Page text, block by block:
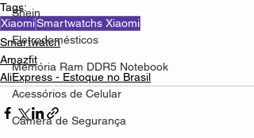
Shein
Eletrodomésticos
Memória Ram DDR5 Notebook
Acessórios de Celular
Câmera de Segurança
Tags:
XiaomiSmartwatchs Xiaomi
Smartwatch
Amazfit
AliExpress - Estoque no Brasil